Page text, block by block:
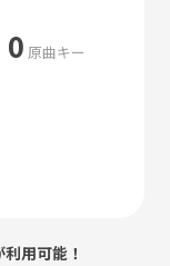
0 原曲キー
利用可能！